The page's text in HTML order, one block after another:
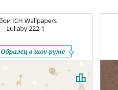
ICH Wallpapers
Lullaby222-1